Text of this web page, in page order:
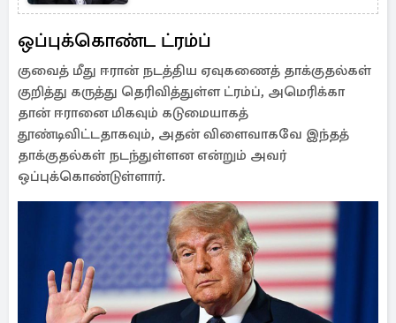
ஒப்புக்கொண்ட ட்ரம்ப்
குவைத் மீது ஈரான் நடத்திய ஏவுகணைத் தாக்குதல்கள்
குறித்து கருத்து தெரிவித்துள்ள ட்ரம்ப், அமெரிக்கா
தான் ஈரானை மிகவும் கடுமையாகத்
தூண்டிவிட்டதாகவும், அதன் விளைவாகவே இந்தத்
தாக்குதல்கள் நடந்துள்ளன என்றும் அவர்
ஒப்புக்கொண்டுள்ளார்.